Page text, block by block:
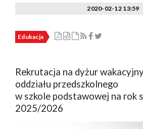
2020-02-12 13:59
Edukacja
Rekrutacja na dyżur
oddziału przedszkolnego
w szkole podstawowej na rok
2025/2026